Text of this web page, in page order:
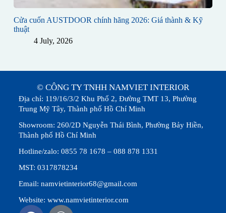
Cửa cuốn AUSTDOOR chính hãng 2026: Giá thành & Kỹ
thuật
4 July, 2026
© CÔNG TY TNHH NAMVIET INTERIOR
Địa chỉ: 119/16/3/2 Khu Phố 2, Đường TMT 13, Phường
Trung Mỹ Tây, Thành phố Hồ Chí Minh
Showroom: 260/2D Nguyễn Thái Bình, Phường Bảy Hiền,
Thành phố Hồ Chí Minh
Hotline/zalo: 0855 78 1678 – 088 878 1331
MST: 0317878234
Email: namvietinterior68@gmail.com
Website: www.namvietinterior.com